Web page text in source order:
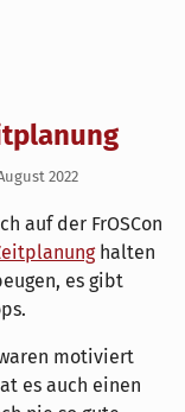
2022
auf der FrOSCon
halten
es gibt
motiviert
es auch einen